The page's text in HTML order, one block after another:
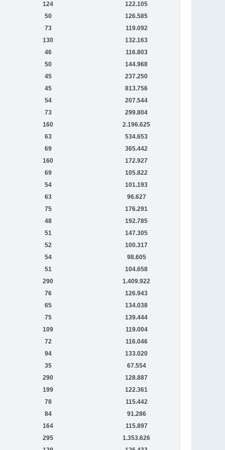
124
122.105
50
126.585
73
119.092
130
132.163
46
116.803
50
144.968
45
237.250
45
813.756
54
207.544
73
299.804
160
2.196.625
63
534.653
69
365.442
160
172.927
69
105.822
54
101.193
63
96.627
75
176.291
48
192.785
51
147.305
52
100.317
54
98.605
51
104.658
290
1.409.922
76
126.943
65
134.038
75
139.444
109
119.004
72
116.046
94
133.020
35
67.554
290
128.887
199
122.361
78
115.442
84
91.286
164
115.897
295
1.353.626